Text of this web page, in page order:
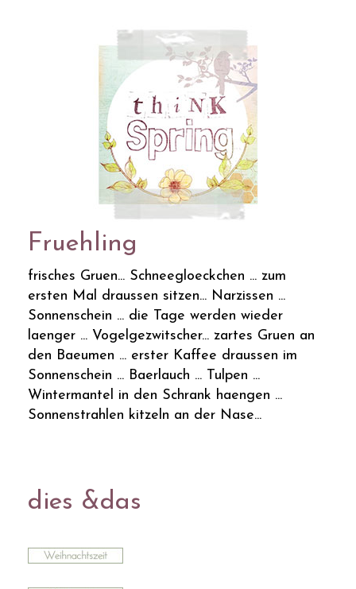
Fruehling
frisches Gruen... Schneegloeckchen ... zum
ersten Mal draussen sitzen... Narzissen ...
Sonnenschein ... die Tage werden wieder
laenger ... Vogelgezwitscher... zartes Gruen an
den Baeumen ... erster Kaffee draussen im
Sonnenschein ... Baerlauch ... Tulpen ...
Wintermantel in den Schrank haengen ...
Sonnenstrahlen kitzeln an der Nase...
dies &das